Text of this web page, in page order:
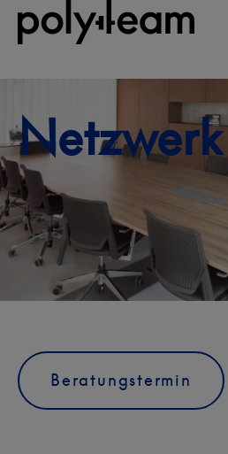
Direkt
zum
Netzwerk
Beratungstermin